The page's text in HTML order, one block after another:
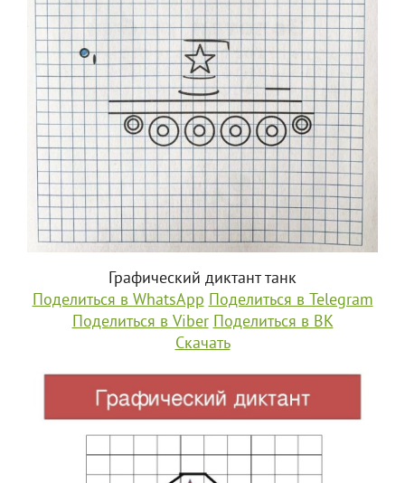
Графический диктант танк
Поделиться в WhatsApp Поделиться в Telegram
Поделиться в Viber Поделиться в ВК
Скачать